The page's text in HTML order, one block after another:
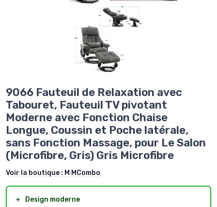
9066 Fauteuil de Relaxation avec
Tabouret, Fauteuil TV pivotant
Moderne avec Fonction Chaise
Longue, Coussin et Poche latérale,
sans Fonction Massage, pour Le Salon
(Microfibre, Gris) Gris Microfibre
Voir la boutique : M MCombo
＋
Design moderne